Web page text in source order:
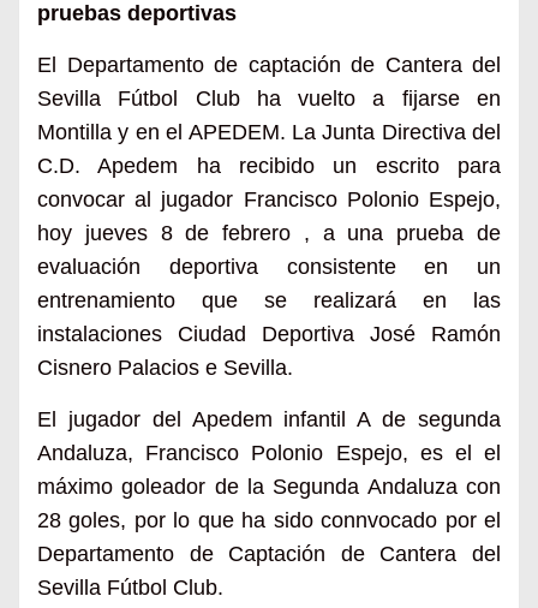
pruebas deportivas
El Departamento de captación de Cantera del
Sevilla Fútbol Club ha vuelto a fijarse en
Montilla y en el APEDEM. La Junta Directiva del
C.D. Apedem ha recibido un escrito para
convocar al jugador Francisco Polonio Espejo,
hoy jueves 8 de febrero , a una prueba de
evaluación deportiva consistente en un
entrenamiento que se realizará en las
instalaciones Ciudad Deportiva José Ramón
Cisnero Palacios e Sevilla.
El jugador del Apedem infantil A de segunda
Andaluza, Francisco Polonio Espejo, es el el
máximo goleador de la Segunda Andaluza con
28 goles, por lo que ha sido connvocado por el
Departamento de Captación de Cantera del
Sevilla Fútbol Club.